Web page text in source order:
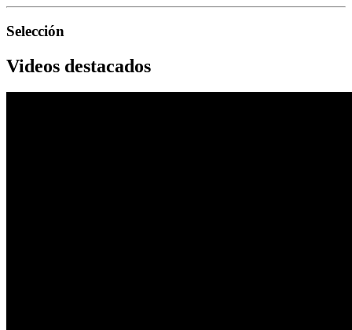
Selección
Videos destacados